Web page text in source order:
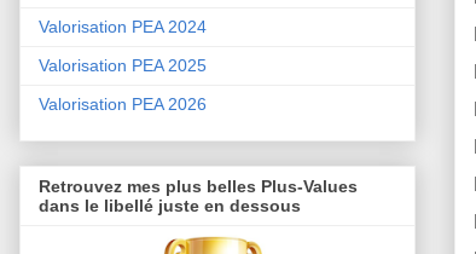
Valorisation PEA 2024
Valorisation PEA 2025
Valorisation PEA 2026
Retrouvez mes plus belles Plus-Values
dans le libellé juste en dessous